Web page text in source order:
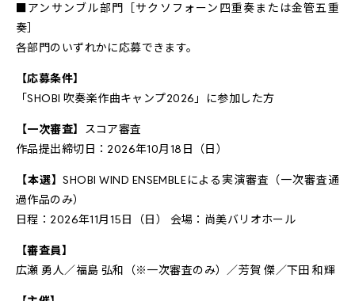
■アンサンブル部門［サクソフォーン四重奏または金管五重
奏］
各部門のいずれかに応募できます。
【応募条件】
「SHOBI 吹奏楽作曲キャンプ2026」に参加した方
【一次審査】 スコア審査
作品提出締切日：2026年10月18日（日）
【本選】SHOBI WIND ENSEMBLEによる実演審査（一次審査通
過作品のみ）
日程：2026年11月15日（日） 会場：尚美バリオホール
【審査員】
広瀬 勇人／福島 弘和（※一次審査のみ）／芳賀 傑／下田 和輝